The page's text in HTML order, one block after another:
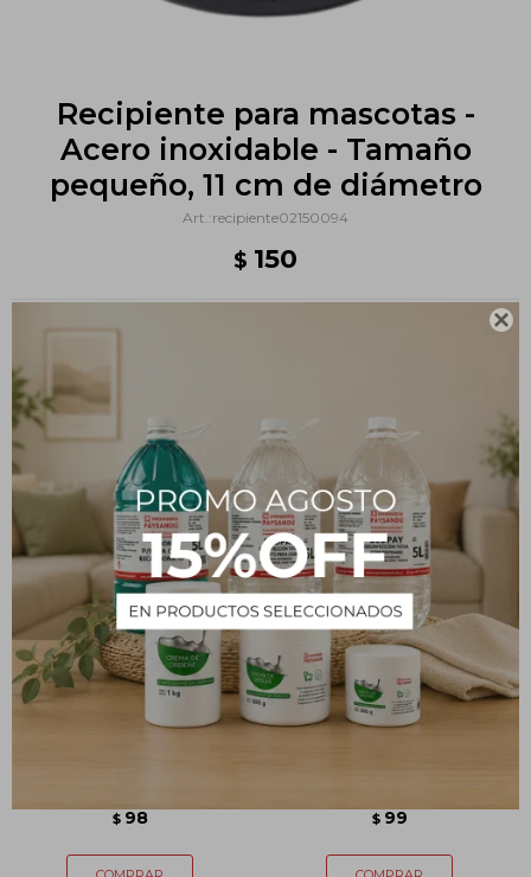

Recipiente para mascotas -
Acero inoxidable - Tamaño
pequeño, 11 cm de diámetro
recipiente02150094
$ 150
PRODUCTOS QUE TE PUEDEN INTERESAR
$ 98 $ 99